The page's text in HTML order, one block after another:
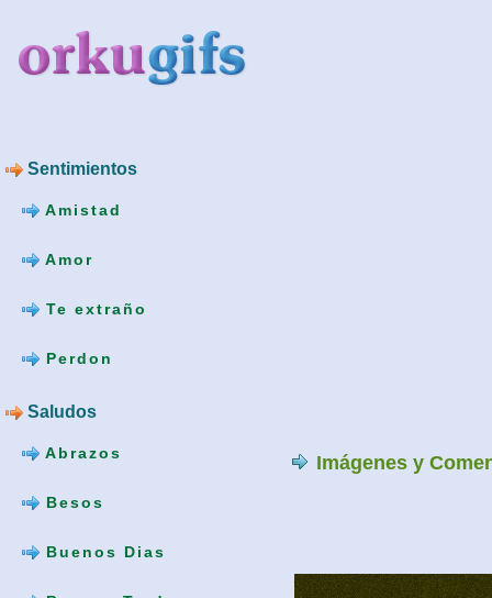
Sentimientos
Amistad
Amor
Te extraño
Perdon
Saludos
Abrazos
Besos
Buenos Dias
Imágenes y